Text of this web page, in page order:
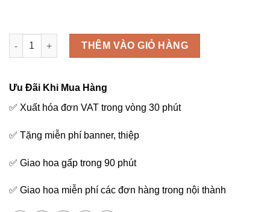
Bó hoa baby xanh - B27 số lượng
THÊM VÀO GIỎ HÀNG
Ưu Đãi Khi Mua Hàng
✅ Xuất hóa đơn VAT trong vòng 30 phút
✅ Tặng miễn phí banner, thiệp
✅ Giao hoa gấp trong 90 phút
✅ Giao hoa miễn phí các đơn hàng trong nội thành